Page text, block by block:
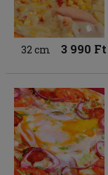
32 cm 3 990 Ft